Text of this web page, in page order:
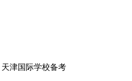
天津国际学校备考